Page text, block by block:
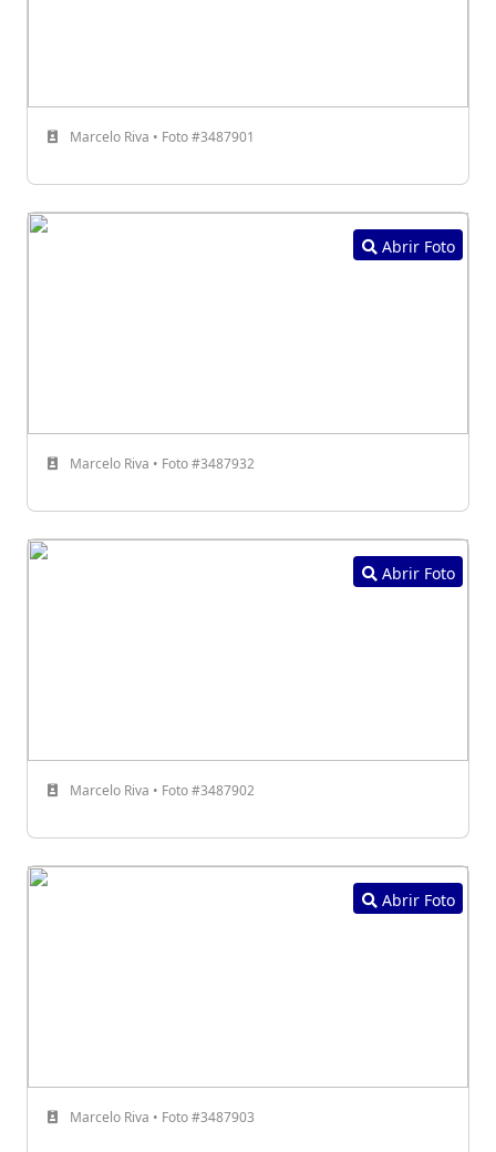
Marcelo Riva • Foto #3487901
Abrir Foto
Marcelo Riva • Foto #3487932
Abrir Foto
Marcelo Riva • Foto #3487902
Abrir Foto
Marcelo Riva • Foto #3487903